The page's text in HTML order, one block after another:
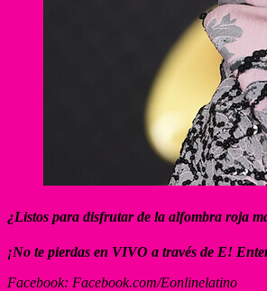
¿Listos para disfrutar de la alfombra roja
¡No te pierdas en VIVO a través de E!
Facebook: Facebook.com/Eonlinelatino